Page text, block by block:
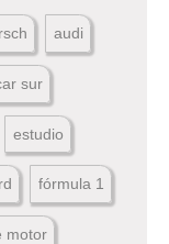
audi
sur
estudio
fórmula 1
motor